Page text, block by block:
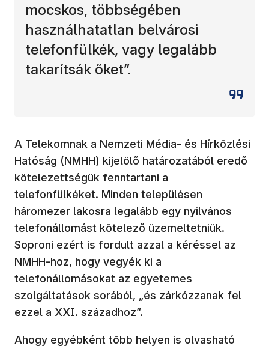
mocskos, többségében
használhatatlan belvárosi
telefonfülkék, vagy legalább
takarítsák őket”.
A Telekomnak a Nemzeti Média- és Hírközlési
Hatóság (NMHH) kijelölő határozatából eredő
kötelezettségük fenntartani a
telefonfülkéket. Minden településen
háromezer lakosra legalább egy nyilvános
telefonállomást kötelező üzemeltetniük.
Soproni ezért is fordult azzal a kéréssel az
NMHH-hoz, hogy vegyék ki a
telefonállomásokat az egyetemes
szolgáltatások sorából, „és zárkózzanak fel
ezzel a XXI. századhoz”.
Ahogy egyébként több helyen is olvasható